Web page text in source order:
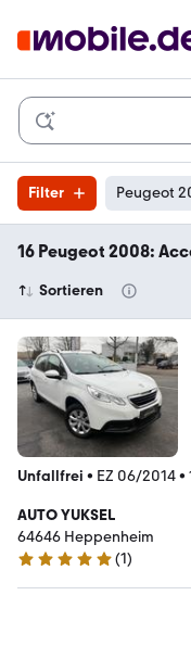
Filter Peugeot
16 Peugeot 2008:
Sortieren
Unfallfrei • EZ 06/2014•
AUTO YUKSEL
64646 Heppenheim
5 Sterne
(1)